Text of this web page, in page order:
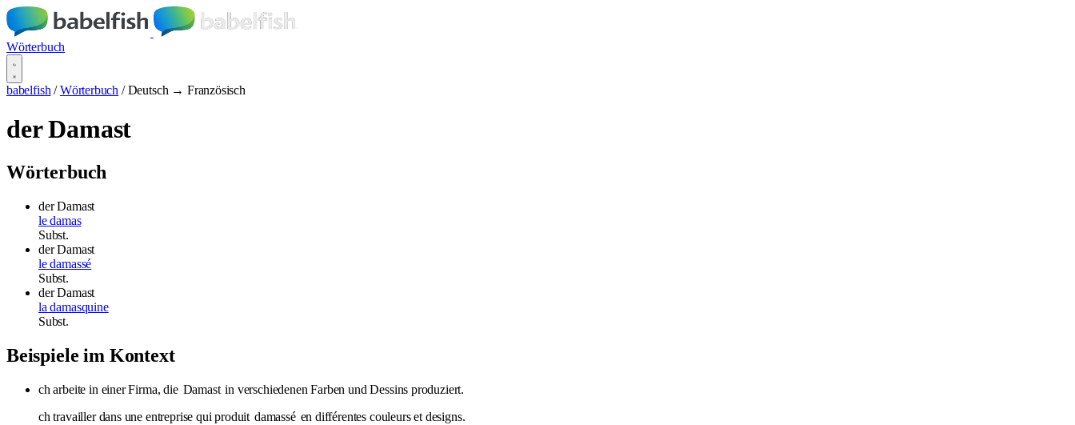
Wörterbuch
babelfish / Wörterbuch / Deutsch → Französisch
der Damast
Wörterbuch
der Damast
le damas
Subst.
der Damast
le damassé
Subst.
der Damast
la damasquine
Subst.
Beispiele im Kontext
ch arbeite in einer Firma, die Damast in verschiedenen Farben und Dessins produziert.
ch travailler dans une entreprise qui produit damassé en différentes couleurs et designs.